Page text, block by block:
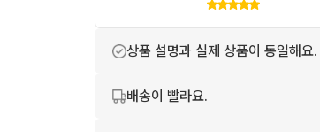
상품 설명과 실제 상품이 동일해요.
배송이 빨라요.